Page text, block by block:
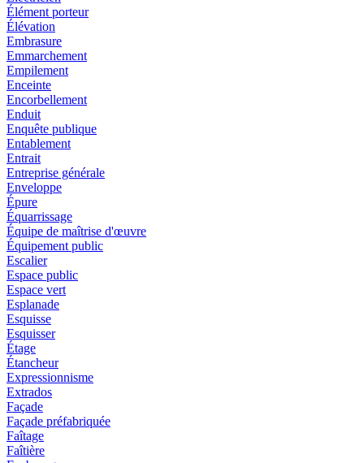
Élément porteur
Élévation
Embrasure
Emmarchement
Empilement
Enceinte
Encorbellement
Enduit
Enquête publique
Entablement
Entrait
Entreprise générale
Enveloppe
Épure
Équarrissage
Équipe de maîtrise d'œuvre
Équipement public
Escalier
Espace public
Espace vert
Esplanade
Esquisse
Esquisser
Étage
Étancheur
Expressionnisme
Extrados
Façade
Façade préfabriquée
Faîtage
Faîtière